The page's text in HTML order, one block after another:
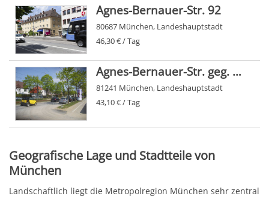
Agnes-Bernauer-Str. 92
80687 München, Landeshauptstadt
46,30 € / Tag
Agnes-Bernauer-Str. geg. 192
81241 München, Landeshauptstadt
43,10 € / Tag
Geografische Lage und Stadtteile von
München
Landschaftlich liegt die Metropolregion München sehr zentral